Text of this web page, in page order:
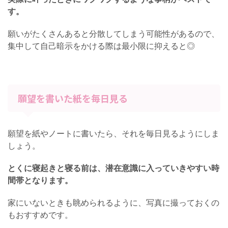
す。
願いがたくさんあると分散してしまう可能性があるので、
集中して自己暗示をかける際は最小限に抑えると◎
願望を書いた紙を毎日見る
願望を紙やノートに書いたら、それを毎日見るようにしま
しょう。
とくに寝起きと寝る前は、潜在意識に入っていきやすい時
間帯となります。
家にいないときも眺められるように、写真に撮っておくの
もおすすめです。